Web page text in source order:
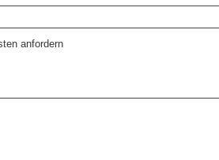
anfordern